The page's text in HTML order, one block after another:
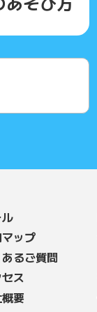
ップ
るご質問
ス
要